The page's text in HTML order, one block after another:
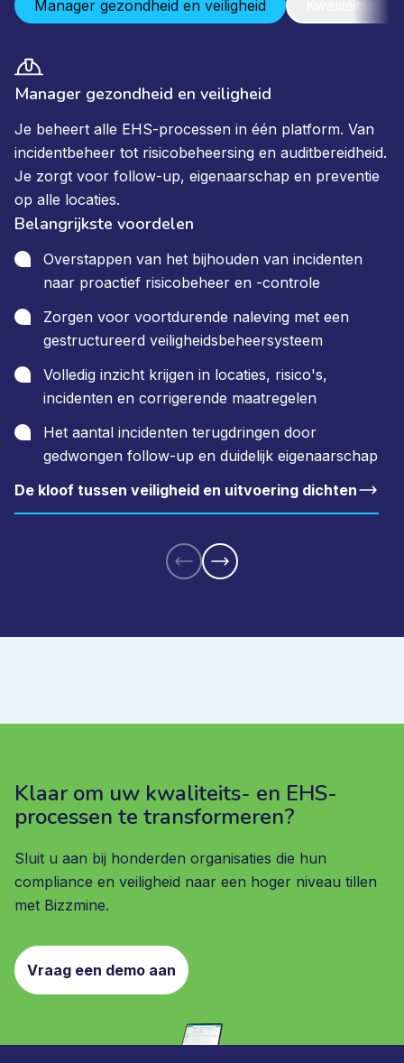
Manager gezondheid en veiligheid
Manager gezondheid en veiligheid
Je beheert alle EHS-processen in één platform. Van
incidentbeheer tot risicobeheersing en auditbereidheid.
Je zorgt voor follow-up, eigenaarschap en preventie
op alle locaties.
Belangrijkste voordelen
Overstappen van het bijhouden van incidenten
naar proactief risicobeheer en -controle
Zorgen voor voortdurende naleving met een
gestructureerd veiligheidsbeheersysteem
Volledig inzicht krijgen in locaties, risico's,
incidenten en corrigerende maatregelen
Het aantal incidenten terugdringen door
gedwongen follow-up en duidelijk eigenaarschap
De kloof tussen veiligheid en uitvoering dichten
Klaar om uw kwaliteits- en EHS-
processen te transformeren?
Sluit u aan bij honderden organisaties die hun
compliance en veiligheid naar een hoger niveau tillen
met Bizzmine.
Vraag een demo aan